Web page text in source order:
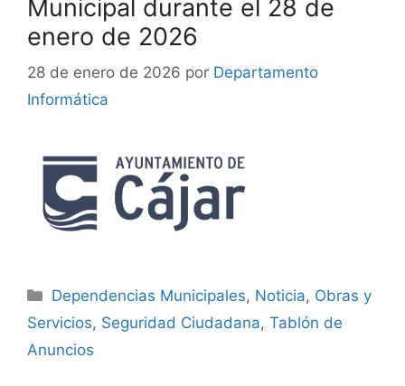
Municipal durante el 28 de
enero de 2026
28 de enero de 2026 por Departamento
Informática
Dependencias Municipales, Noticia, Obras y
Servicios, Seguridad Ciudadana, Tablón de
Anuncios